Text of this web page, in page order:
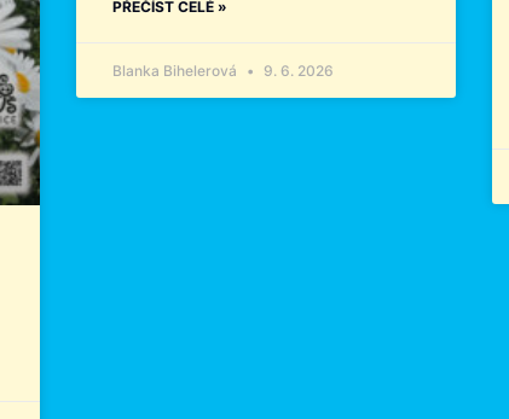
PŘEČÍST CELÉ »
Blanka Bihelerová 9. 6. 2026